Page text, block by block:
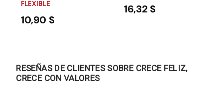
FLEXIBLE
10,90 $
16,32 $
RESEÑAS DE CLIENTES SOBRE CRECE FELIZ,
CRECE CON VALORES